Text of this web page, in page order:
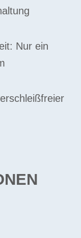
Nur ein